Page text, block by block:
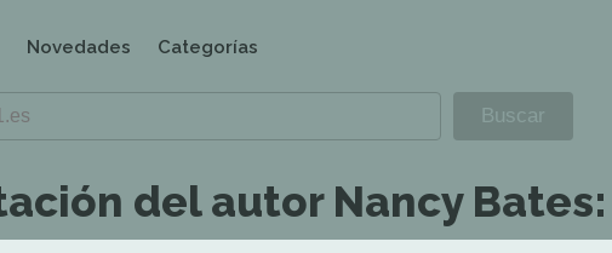
Novedades Categorías
del autor Nancy Bates: